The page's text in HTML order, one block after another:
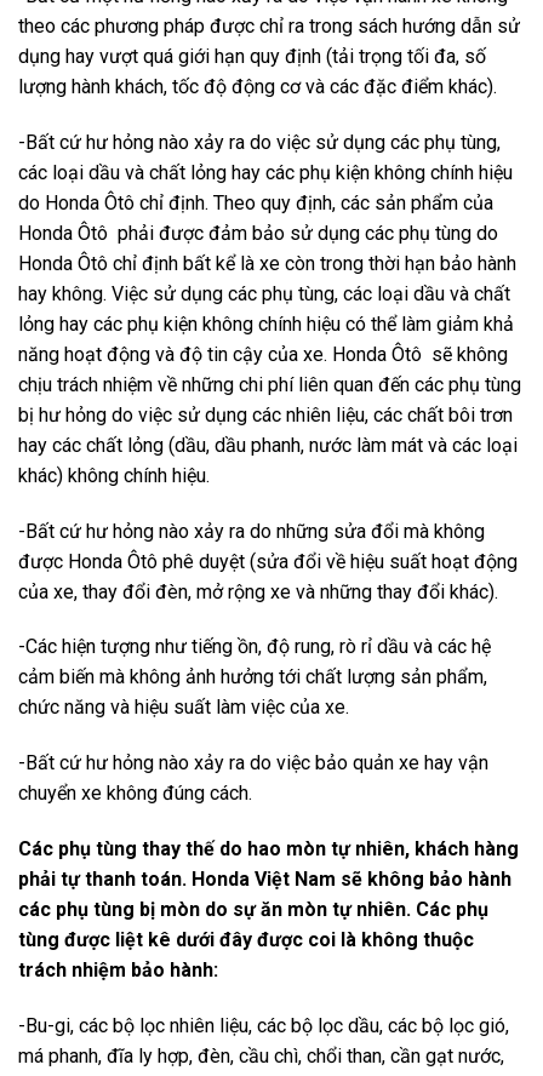
theo các phương pháp được chỉ ra trong sách hướng dẫn sử
dụng hay vượt quá giới hạn quy định (tải trọng tối đa, số
lượng hành khách, tốc độ động cơ và các đặc điểm khác).
-Bất cứ hư hỏng nào xảy ra do việc sử dụng các phụ tùng,
các loại dầu và chất lỏng hay các phụ kiện không chính hiệu
do Honda Ôtô chỉ định. Theo quy định, các sản phẩm của
Honda Ôtô phải được đảm bảo sử dụng các phụ tùng do
Honda Ôtô chỉ định bất kể là xe còn trong thời hạn bảo hành
hay không. Việc sử dụng các phụ tùng, các loại dầu và chất
lỏng hay các phụ kiện không chính hiệu có thể làm giảm khả
năng hoạt động và độ tin cậy của xe. Honda Ôtô sẽ không
chịu trách nhiệm về những chi phí liên quan đến các phụ tùng
bị hư hỏng do việc sử dụng các nhiên liệu, các chất bôi trơn
hay các chất lỏng (dầu, dầu phanh, nước làm mát và các loại
khác) không chính hiệu.
-Bất cứ hư hỏng nào xảy ra do những sửa đổi mà không
được Honda Ôtô phê duyệt (sửa đổi về hiệu suất hoạt động
của xe, thay đổi đèn, mở rộng xe và những thay đổi khác).
-Các hiện tượng như tiếng ồn, độ rung, rò rỉ dầu và các hệ
cảm biến mà không ảnh hưởng tới chất lượng sản phẩm,
chức năng và hiệu suất làm việc của xe.
-Bất cứ hư hỏng nào xảy ra do việc bảo quản xe hay vận
chuyển xe không đúng cách.
Các phụ tùng thay thế do hao mòn tự nhiên, khách hàng
phải tự thanh toán. Honda Việt Nam sẽ không bảo hành
các phụ tùng bị mòn do sự ăn mòn tự nhiên. Các phụ
tùng được liệt kê dưới đây được coi là không thuộc
trách nhiệm bảo hành:
-Bu-gi, các bộ lọc nhiên liệu, các bộ lọc dầu, các bộ lọc gió,
má phanh, đĩa ly hợp, đèn, cầu chì, chổi than, cần gạt nước,